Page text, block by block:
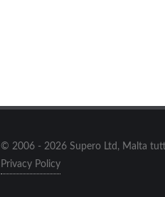
Gruppo Gabriella Frattini
John Ashfield
© 2006 - 2026 Supero Ltd, Malta
Privacy Policy